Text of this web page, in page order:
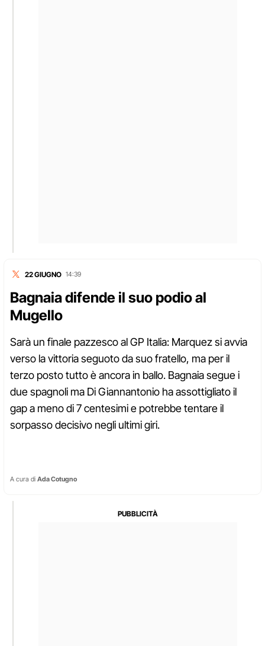
22 GIUGNO 14:39
Bagnaia difende il suo podio al
Mugello
Sarà un finale pazzesco al GP Italia: Marquez si avvia
verso la vittoria seguoto da suo fratello, ma per il
terzo posto tutto è ancora in ballo. Bagnaia segue i
due spagnoli ma Di Giannantonio ha assottigliato il
gap a meno di 7 centesimi e potrebbe tentare il
sorpasso decisivo negli ultimi giri.
A cura di Ada Cotugno